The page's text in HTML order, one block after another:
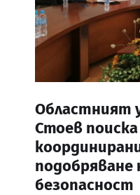
Областният
Стоев
безопасност